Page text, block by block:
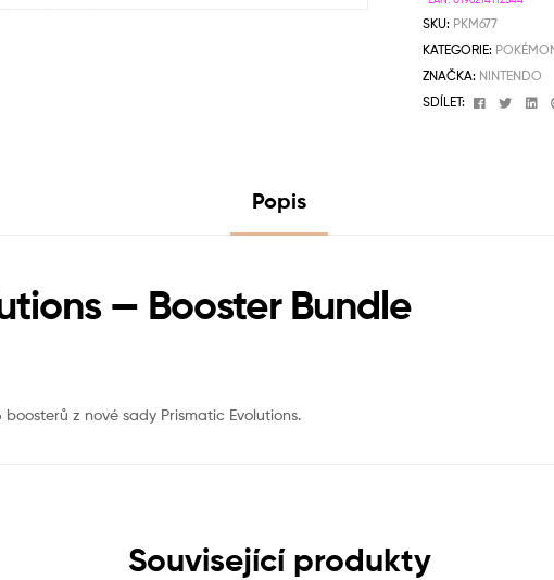
SKU: PKM677
KATEGORIE:
ZNAČKA: NINTENDO
SDÍLET:
Facebook
Popis
— Booster Bundle
z nové sady Prismatic Evolutions.
Související produkty